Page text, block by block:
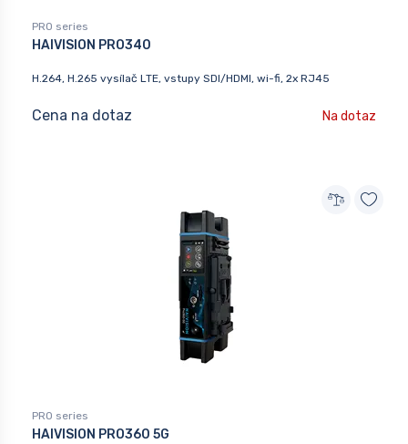
PRO series
HAIVISION PRO340
H.264, H.265 vysílač LTE, vstupy SDI/HDMI, wi-fi, 2x RJ45
Cena na dotaz Na dotaz
PRO series
HAIVISION PRO360 5G